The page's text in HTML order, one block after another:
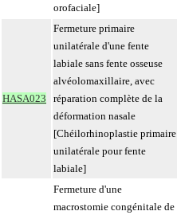
orofaciale]
HASA023
Fermeture primaire
unilatérale d'une fente
labiale sans fente osseuse
alvéolomaxillaire, avec
réparation complète de la
déformation nasale
[Chéilorhinoplastie primaire
unilatérale pour fente
labiale]
Fermeture d'une
macrostomie congénitale de